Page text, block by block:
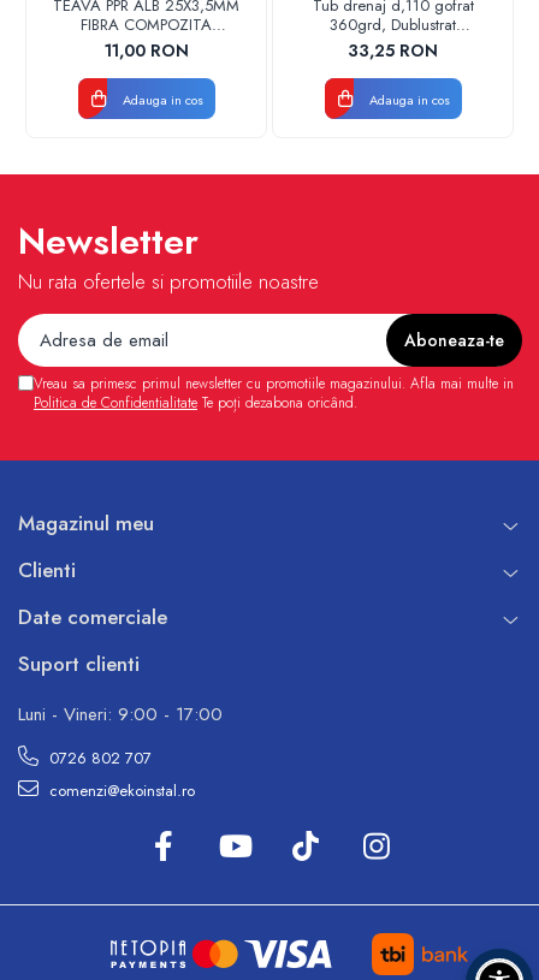
TEAVA PPR ALB 25X3,5MM
FIBRA COMPOZITA
10033025004
VALDUOTHERM VALROM
11,00 RON
Adauga in cos
Tub drenaj d,110 gofrat
360grd, Dublustrat
verde/negru 110152 Drainkit
33,25 RON
Adauga in cos
Newsletter
Nu rata ofertele si promotiile noastre
Vreau sa primesc primul newsletter cu promotiile magazinului. Afla mai multe in
Politica de Confidentialitate Te poți dezabona oricând.
Magazinul meu
Clienti
Date comerciale
Suport clienti
Luni - Vineri: 9:00 - 17:00
0726 802 707
comenzi@ekoinstal.ro